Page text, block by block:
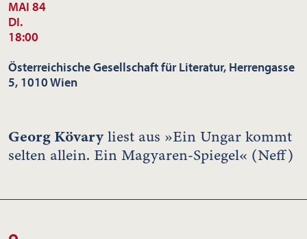
MAI 84
DI.
18:00
Österreichische Gesellschaft für Literatur, Herrengasse
5, 1010 Wien
Georg Kövaryliest aus »Ein Ungar kommt
selten allein. Ein Magyaren-Spiegel« (Neff)